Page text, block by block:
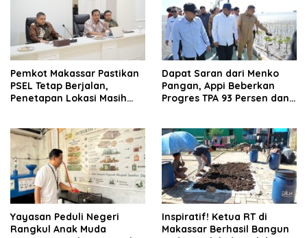
Pemkot Makassar Pastikan
PSEL Tetap Berjalan,
Penetapan Lokasi Masih
Dapat Saran dari Menko
Pangan, Appi Beberkan
Progres TPA 93 Persen dan
Yayasan Peduli Negeri
Rangkul Anak Muda
Inspiratif! Ketua RT di
Makassar Berhasil Bangun